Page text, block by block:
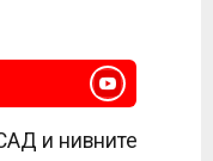
и нивните